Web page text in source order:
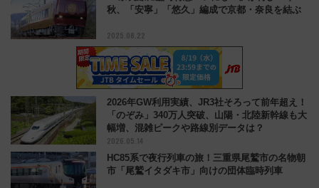
秋、「安寧」「悠久」編成で京都・奈良を結ぶ
2025.08.22
2026年GW利用実績、JR3社そろって前年超え！
「のぞみ」340万人突破、山陽・北陸新幹線も大
幅増、混雑ピークや路線別データは？
2026.05.14
HC85系で夜行列車の旅！三重県尾鷲市の名物朝
市「尾鷲イタダキ市」向けの団体臨時列車